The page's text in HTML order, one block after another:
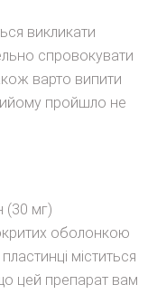
викликати
спровокувати
варто випити
пройшло не
(30 мг)
оболонкою
міститься
цей препарат вам